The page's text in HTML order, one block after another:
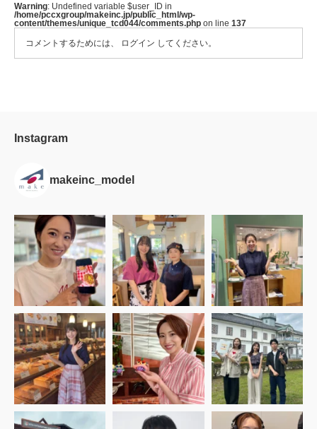
Warning: Undefined variable $user_ID in
/home/pccxgroup/makeinc.jp/public_html/wp-
content/themes/unique_tcd044/comments.php on line 137
コメントするためには、
ログイン してください。
Instagram
makeinc_model